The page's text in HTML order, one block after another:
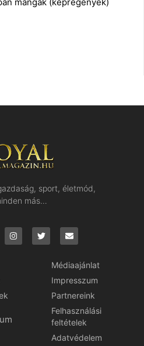
sport, életmód,
más…
Médiaajánlat
Impresszum
Partnereink
Felhasználási
feltételek
Adatvédelem